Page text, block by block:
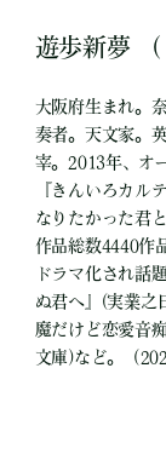
遊歩新夢 （
大阪府生まれ。
奏者。天文家。
宰。2013年、オ
『きんいろカル
なりたかった君
作品総数4440作
ドラマ化され話
ぬ君へ』(実業之
魔だけど恋愛音
文庫)など。（